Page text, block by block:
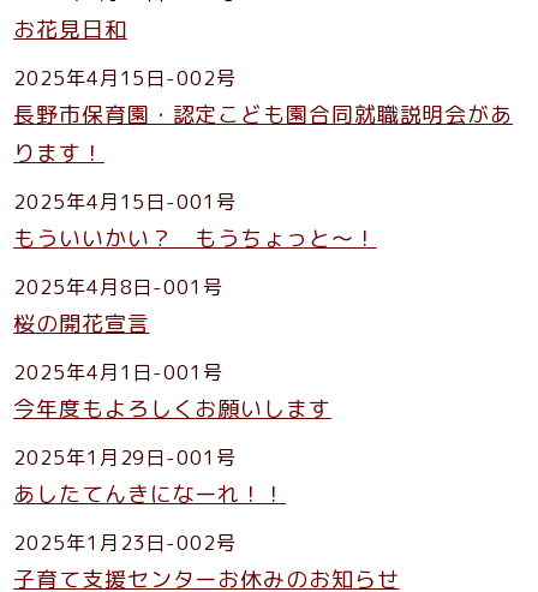
お花見日和
2025年4月15日-002号
長野市保育園・認定こども園合同就職説明会があ
ります！
2025年4月15日-001号
もういいかい？ もうちょっと～！
2025年4月8日-001号
桜の開花宣言
2025年4月1日-001号
今年度もよろしくお願いします
2025年1月29日-001号
あしたてんきになーれ！！
2025年1月23日-002号
子育て支援センターお休みのお知らせ